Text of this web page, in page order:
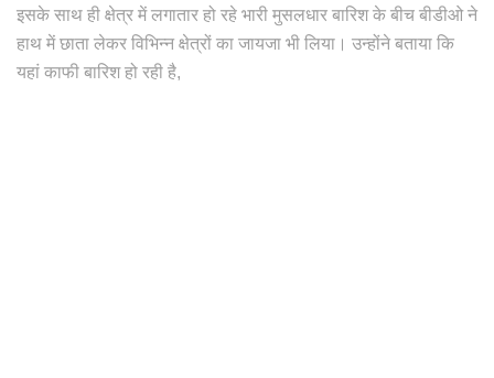
इसके साथ ही क्षेत्र में लगातार हो रहे भारी मुसलधार बारिश के बीच बीडीओ ने
हाथ में छाता लेकर विभिन्न क्षेत्रों का जायजा भी लिया। उन्होंने बताया कि
यहां काफी बारिश हो रही है,